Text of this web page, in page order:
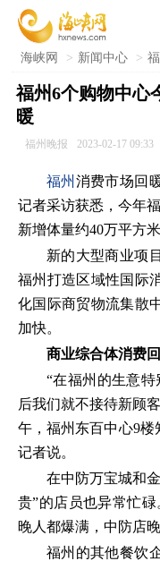
海峡网 > 新闻中心 >
福州6个购物中心
暖
福州晚报 2023-02-17 09:33
福州 消费市场回
记者采访获悉，今年
新增体量约40万平方米
新的大型商业项
福州打造区域性国际
化国际商贸物流集散
加快。
商业综合体消费
“在福州的生意特
后我们就不接待新顾
午，福州东百中心9楼
记者说。
在中防万宝城和
贵”的店员也异常忙
晚人都爆满，中防店
福州的其他餐饮